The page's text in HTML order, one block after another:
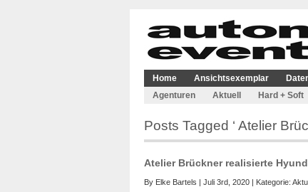
Home Ansichtsexemplar
Agenturen
Aktuell Hard + Soft
Posts Tagged ‘ Atelier
Atelier Brückner realisierte
By Elke Bartels | Juli 3rd, 2020 | Kategorie: